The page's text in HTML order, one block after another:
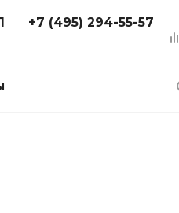
+7 (495) 294-55-57